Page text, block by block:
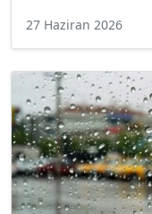
27 Haziran 2026